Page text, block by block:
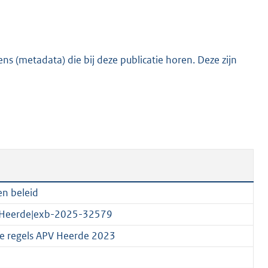
(metadata) die bij deze publicatie horen. Deze zijn
beleid
2025-32579
regels APV Heerde 2023